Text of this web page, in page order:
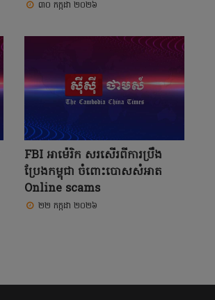
៣០ កក្កដា ២០២៦
FBI អាម៉េរិក សរសើរពីការប្រឹង
ប្រែងកម្ពុជា ចំពោះបោសសំអាត
Online scams
២២ កក្កដា ២០២៦